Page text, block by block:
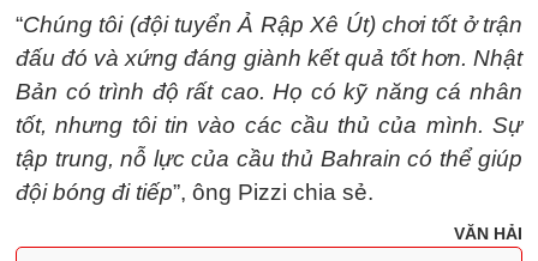
“Chúng tôi (đội tuyển Ả Rập Xê Út) chơi tốt ở trận
đấu đó và xứng đáng giành kết quả tốt hơn. Nhật
Bản có trình độ rất cao. Họ có kỹ năng cá nhân
tốt, nhưng tôi tin vào các cầu thủ của mình. Sự
tập trung, nỗ lực của cầu thủ Bahrain có thể giúp
đội bóng đi tiếp”, ông Pizzi chia sẻ.
VĂN HẢI